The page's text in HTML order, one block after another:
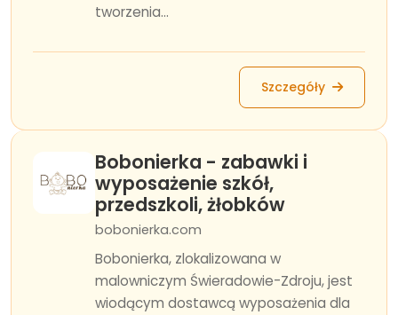
tworzenia...
Szczegóły
Bobonierka - zabawki i
wyposażenie szkół,
przedszkoli, żłobków
bobonierka.com
Bobonierka, zlokalizowana w
malowniczym Świeradowie-Zdroju, jest
wiodącym dostawcą wyposażenia dla